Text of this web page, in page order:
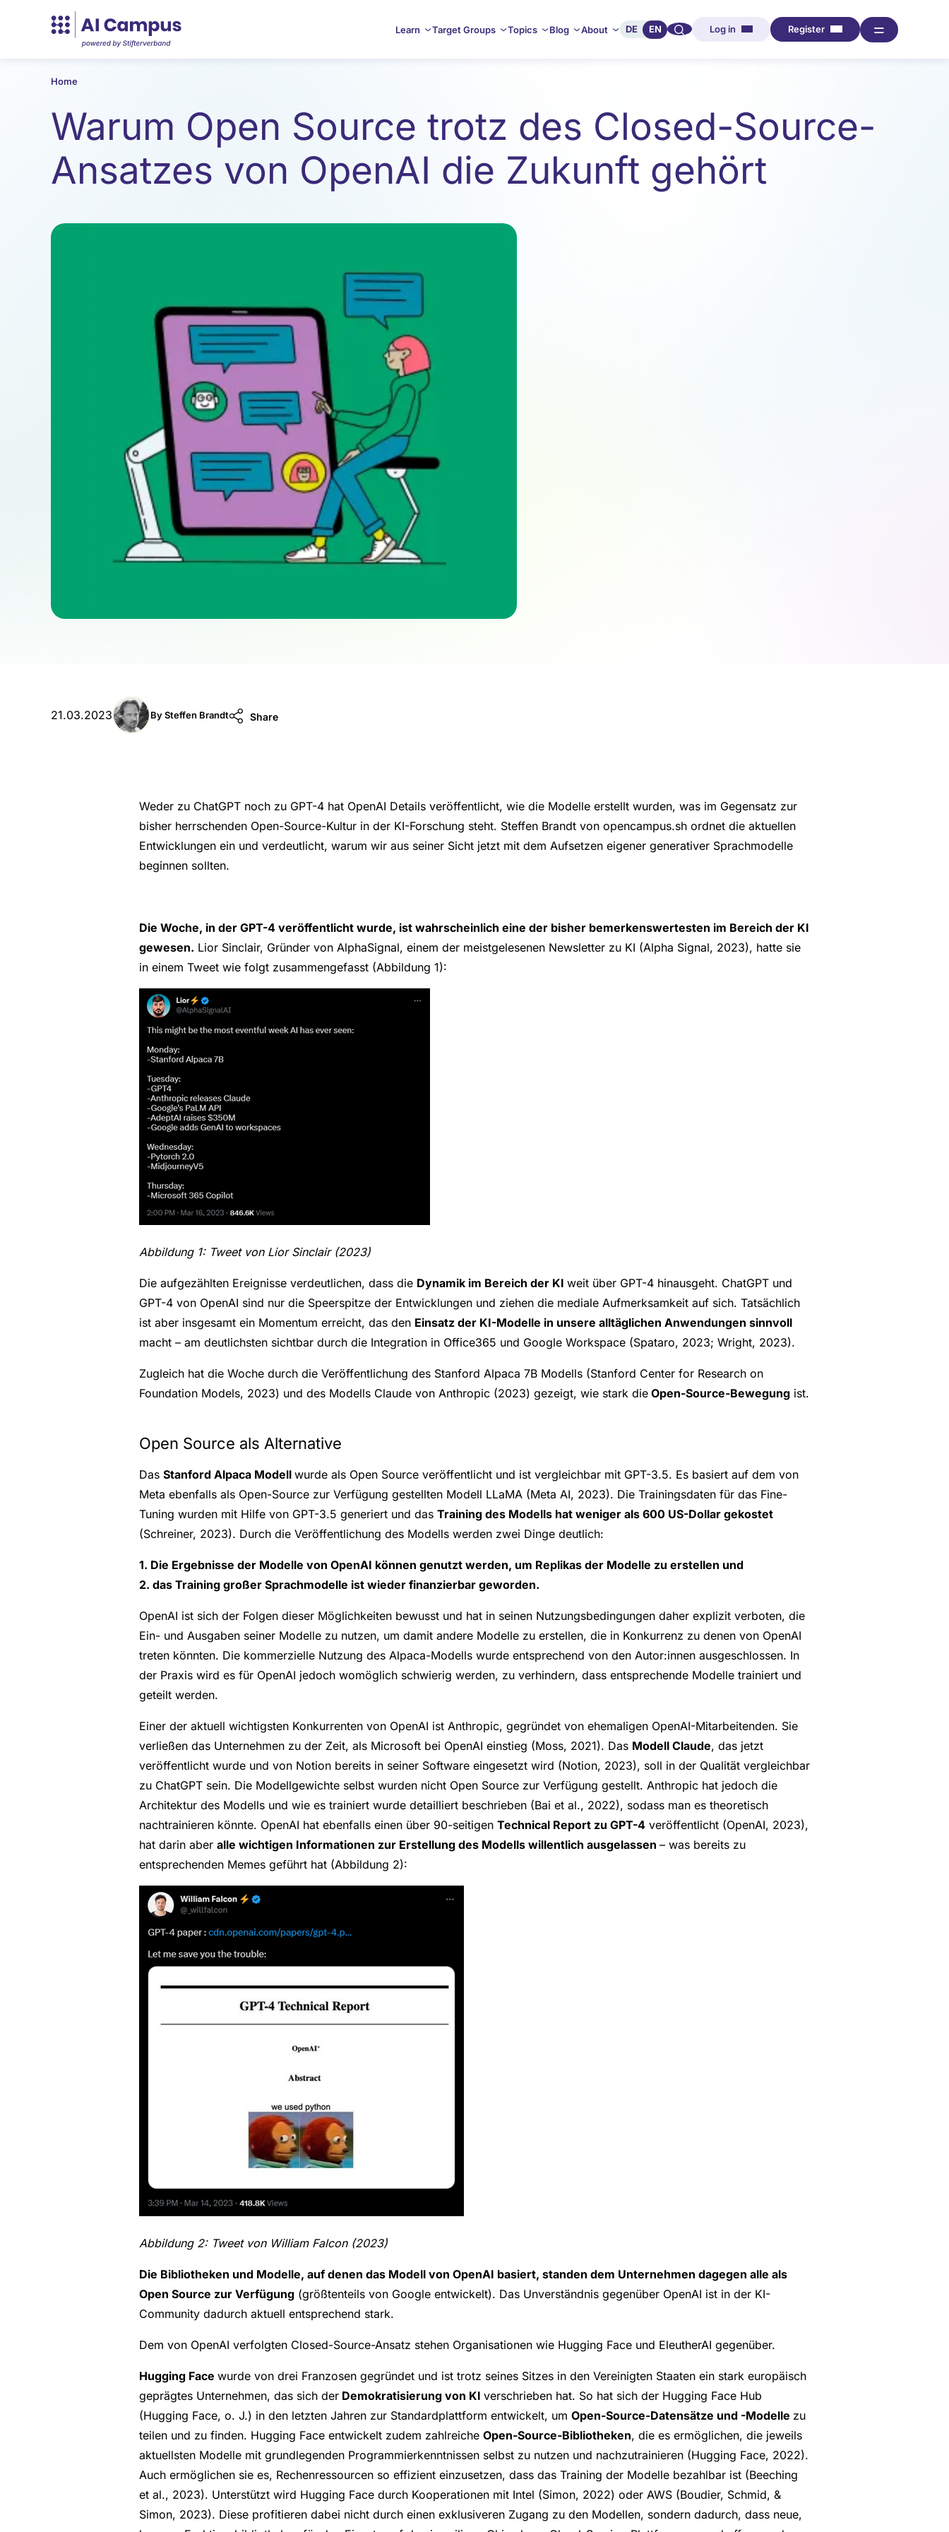
Learn Target Groups Topics Blog About DE EN 🔍︎︎ Log in Register ═
Home
Warum Open Source trotz des Closed-Source-
Ansatzes von OpenAI die Zukunft gehört
21.03.2023 By Steffen Brandt Share
Weder zu ChatGPT noch zu GPT-4 hat OpenAI Details veröffentlicht, wie die Modelle erstellt wurden, was im Gegensatz zur
bisher herrschenden Open-Source-Kultur in der KI-Forschung steht. Steffen Brandt von opencampus.sh ordnet die aktuellen
Entwicklungen ein und verdeutlicht, warum wir aus seiner Sicht jetzt mit dem Aufsetzen eigener generativer Sprachmodelle
beginnen sollten.
Die Woche, in der GPT-4 veröffentlicht wurde, ist wahrscheinlich eine der bisher bemerkenswertesten im Bereich der KI
gewesen. Lior Sinclair, Gründer von AlphaSignal, einem der meistgelesenen Newsletter zu KI (Alpha Signal, 2023), hatte sie
in einem Tweet wie folgt zusammengefasst (Abbildung 1):
Abbildung 1: Tweet von Lior Sinclair (2023)
Die aufgezählten Ereignisse verdeutlichen, dass die Dynamik im Bereich der KI weit über GPT-4 hinausgeht. ChatGPT und
GPT-4 von OpenAI sind nur die Speerspitze der Entwicklungen und ziehen die mediale Aufmerksamkeit auf sich. Tatsächlich
ist aber insgesamt ein Momentum erreicht, das den Einsatz der KI-Modelle in unsere alltäglichen Anwendungen sinnvoll
macht – am deutlichsten sichtbar durch die Integration in Office365 und Google Workspace (Spataro, 2023; Wright, 2023).
Zugleich hat die Woche durch die Veröffentlichung des Stanford Alpaca 7B Modells (Stanford Center for Research on
Foundation Models, 2023) und des Modells Claude von Anthropic (2023) gezeigt, wie stark die Open-Source-Bewegung ist.
Open Source als Alternative
Das Stanford Alpaca Modell wurde als Open Source veröffentlicht und ist vergleichbar mit GPT-3.5. Es basiert auf dem von
Meta ebenfalls als Open-Source zur Verfügung gestellten Modell LLaMA (Meta AI, 2023). Die Trainingsdaten für das Fine-
Tuning wurden mit Hilfe von GPT-3.5 generiert und das Training des Modells hat weniger als 600 US-Dollar gekostet
(Schreiner, 2023). Durch die Veröffentlichung des Modells werden zwei Dinge deutlich:
1. Die Ergebnisse der Modelle von OpenAI können genutzt werden, um Replikas der Modelle zu erstellen und
2. das Training großer Sprachmodelle ist wieder finanzierbar geworden.
OpenAI ist sich der Folgen dieser Möglichkeiten bewusst und hat in seinen Nutzungsbedingungen daher explizit verboten, die
Ein- und Ausgaben seiner Modelle zu nutzen, um damit andere Modelle zu erstellen, die in Konkurrenz zu denen von OpenAI
treten könnten. Die kommerzielle Nutzung des Alpaca-Modells wurde entsprechend von den Autor:innen ausgeschlossen. In
der Praxis wird es für OpenAI jedoch womöglich schwierig werden, zu verhindern, dass entsprechende Modelle trainiert und
geteilt werden.
Einer der aktuell wichtigsten Konkurrenten von OpenAI ist Anthropic, gegründet von ehemaligen OpenAI-Mitarbeitenden. Sie
verließen das Unternehmen zu der Zeit, als Microsoft bei OpenAI einstieg (Moss, 2021). Das Modell Claude, das jetzt
veröffentlicht wurde und von Notion bereits in seiner Software eingesetzt wird (Notion, 2023), soll in der Qualität vergleichbar
zu ChatGPT sein. Die Modellgewichte selbst wurden nicht Open Source zur Verfügung gestellt. Anthropic hat jedoch die
Architektur des Modells und wie es trainiert wurde detailliert beschrieben (Bai et al., 2022), sodass man es theoretisch
nachtrainieren könnte. OpenAI hat ebenfalls einen über 90-seitigen Technical Report zu GPT-4 veröffentlicht (OpenAI, 2023),
hat darin aber alle wichtigen Informationen zur Erstellung des Modells willentlich ausgelassen – was bereits zu
entsprechenden Memes geführt hat (Abbildung 2):
Abbildung 2: Tweet von William Falcon (2023)
Die Bibliotheken und Modelle, auf denen das Modell von OpenAI basiert, standen dem Unternehmen dagegen alle als
Open Source zur Verfügung (größtenteils von Google entwickelt). Das Unverständnis gegenüber OpenAI ist in der KI-
Community dadurch aktuell entsprechend stark.
Dem von OpenAI verfolgten Closed-Source-Ansatz stehen Organisationen wie Hugging Face und EleutherAI gegenüber.
Hugging Face wurde von drei Franzosen gegründet und ist trotz seines Sitzes in den Vereinigten Staaten ein stark europäisch
geprägtes Unternehmen, das sich der Demokratisierung von KI verschrieben hat. So hat sich der Hugging Face Hub
(Hugging Face, o. J.) in den letzten Jahren zur Standardplattform entwickelt, um Open-Source-Datensätze und -Modelle zu
teilen und zu finden. Hugging Face entwickelt zudem zahlreiche Open-Source-Bibliotheken, die es ermöglichen, die jeweils
aktuellsten Modelle mit grundlegenden Programmierkenntnissen selbst zu nutzen und nachzutrainieren (Hugging Face, 2022).
Auch ermöglichen sie es, Rechenressourcen so effizient einzusetzen, dass das Training der Modelle bezahlbar ist (Beeching
et al., 2023). Unterstützt wird Hugging Face durch Kooperationen mit Intel (Simon, 2022) oder AWS (Boudier, Schmid, &
Simon, 2023). Diese profitieren dabei nicht durch einen exklusiveren Zugang zu den Modellen, sondern dadurch, dass neue,